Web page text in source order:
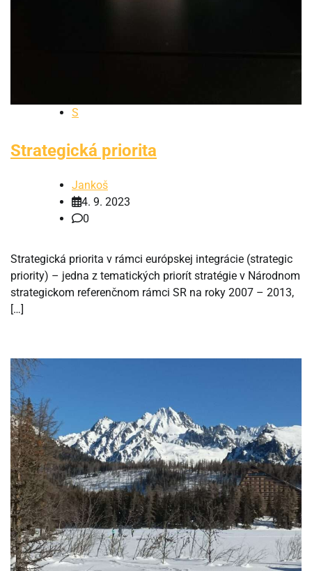
S
Strategická priorita
Jankoš
4. 9. 2023
0
Strategická priorita v rámci európskej integrácie (strategic
priority) – jedna z tematických priorít stratégie v Národnom
strategickom referenčnom rámci SR na roky 2007 – 2013,
[…]